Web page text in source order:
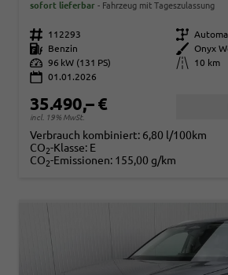
sofort lieferbar Fahrzeug mit Tageszulassung
Fahrzeugnr. 112293 Getriebe
Kraftstoff
Benzin Außenfarbe
Onyx
Leistung 96 kW (131 PS) Kilometerstand
10 km
01.01.2026
35.490,– €
incl. 19% MwSt.
Verbrauch kombiniert: 6,80 l/100km
CO2-Klasse: E
CO2-Emissionen: 155,00 g/km